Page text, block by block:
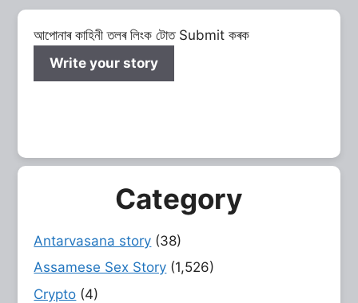
আপোনাৰ কাহিনী তলৰ লিংক টোত Submit কৰক
Write your story
Category
Antarvasana story (38)
Assamese Sex Story (1,526)
Crypto (4)